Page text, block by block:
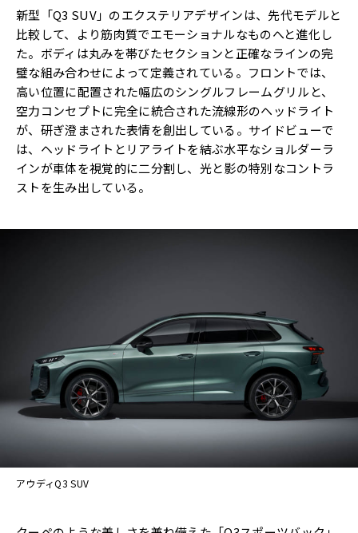
新型「Q3 SUV」のエクステリアデザインは、先代モデルと
比較して、より筋肉質でエモーショナルなものへと進化し
た。ボディは丸みを帯びたセクションと正確なラインの完
璧な組み合わせによって定義されている。フロントでは、
高い位置に配置された幅広のシングルフレームグリルと、
空力コンセプトに完全に統合された流線形のヘッドライト
が、研ぎ澄まされた表情を創出している。サイドビューで
は、ヘッドライトとリアライトを結ぶ水平なショルダーラ
インが車体を視覚的に二分割し、光と影の特別なコントラ
ストを生み出している。
アウディQ3 SUV